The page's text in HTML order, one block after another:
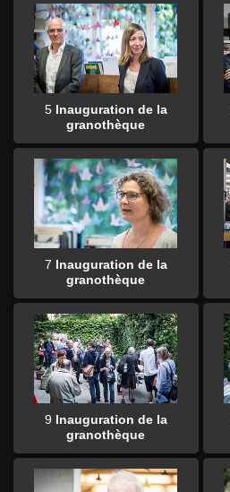
5 Inauguration de la
granothèque
7 Inauguration de la
granothèque
9 Inauguration de la
granothèque